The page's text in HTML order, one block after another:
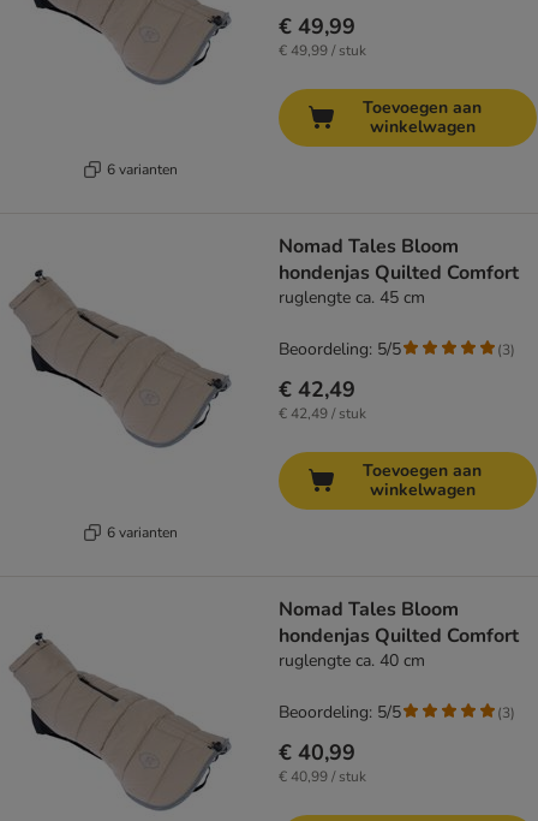
6 varianten
€ 49,99
€ 49,99 / stuk
Toevoegen aan
winkelwagen
6 varianten
Nomad Tales Bloom
hondenjas Quilted Comfort
ruglengte ca. 45 cm
€ 42,49
€ 42,49 / stuk
Beoordeling: 5/5 (3)
Toevoegen aan
winkelwagen
Nomad Tales Bloom
hondenjas Quilted Comfort
ruglengte ca. 40 cm
€ 40,99
€ 40,99 / stuk
Beoordeling: 5/5 (3)